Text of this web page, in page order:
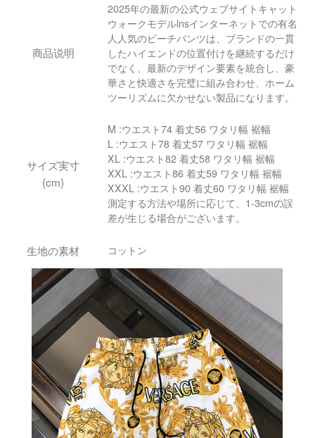
商品说明
2025年の最新の公式ウェブサイトキャット
ウォークモデルlnsインターネットでの有名
人人気のビーチパンツは、ブランドの一貫
したハイエンドの位置付けを継続するだけ
でなく、最新のデザイン要素を統合し、豪
華さと快適さを完璧に組み合わせ、ホーム
ツーリズムに欠かせない製品になります。
サイズ実寸
(cm)
M :ウエスト74 着丈56 ワタリ幅 裾幅
L :ウエスト78 着丈57 ワタリ幅 裾幅
XL :ウエスト82 着丈58 ワタリ幅 裾幅
XXL :ウエスト86 着丈59 ワタリ幅 裾幅
XXXL :ウエスト90 着丈60 ワタリ幅 裾幅
測定する方法や場所に応じて、1-3cmの誤
差が生じる場合がございます。
生地の素材 コットン